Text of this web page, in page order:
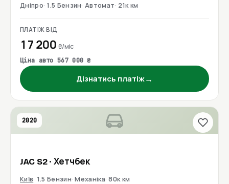
Дніпро 1.5 Бензин Автомат 21к км
ПЛАТІЖ ВІД
17 200 ₴/міс
Ціна авто 567 000 ₴
Дізнатись платіж→
2020
JAC S2· Хетчбек
Київ 1.5 Бензин Механіка 80к км